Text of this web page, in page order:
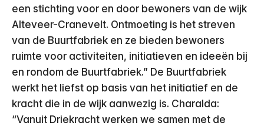
een stichting voor en door bewoners van de wijk
Alteveer-Cranevelt. Ontmoeting is het streven
van de Buurtfabriek en ze bieden bewoners
ruimte voor activiteiten, initiatieven en ideeën bij
en rondom de Buurtfabriek.” De Buurtfabriek
werkt het liefst op basis van het initiatief en de
kracht die in de wijk aanwezig is. Charalda:
“Vanuit Driekracht werken we samen met de